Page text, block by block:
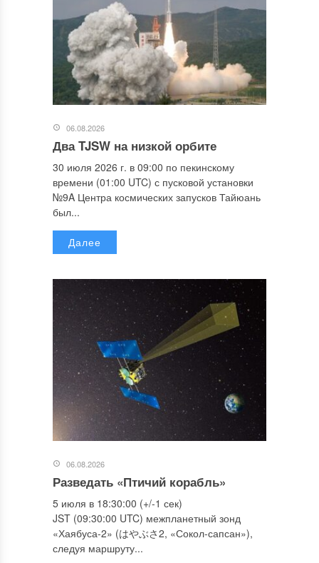
06.08.2026
Два TJSW на низкой орбите
30 июля 2026 г. в 09:00 по пекинскому
времени (01:00 UTC) с пусковой установки
№9A Центра космических запусков Тайюань
был...
Далее
06.08.2026
Разведать «Птичий корабль»
5 июля в 18:30:00 (+/-1 сек)
JST (09:30:00 UTC) межпланетный зонд
«Хаябуса-2» (はやぶさ2, «Сокол-сапсан»),
следуя маршруту...